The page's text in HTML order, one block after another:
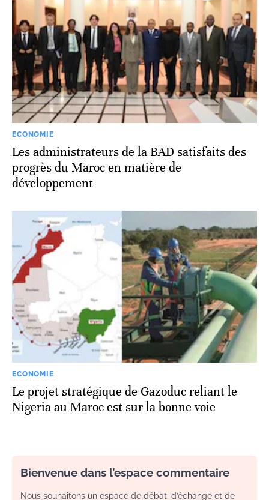
ECONOMIE
Les administrateurs de la BAD satisfaits des
progrès du Maroc en matière de
développement
ECONOMIE
Le projet stratégique de Gazoduc reliant le
Nigeria au Maroc est sur la bonne voie
Bienvenue dans l’espace commentaire
Nous souhaitons un espace de débat, d’échange et de